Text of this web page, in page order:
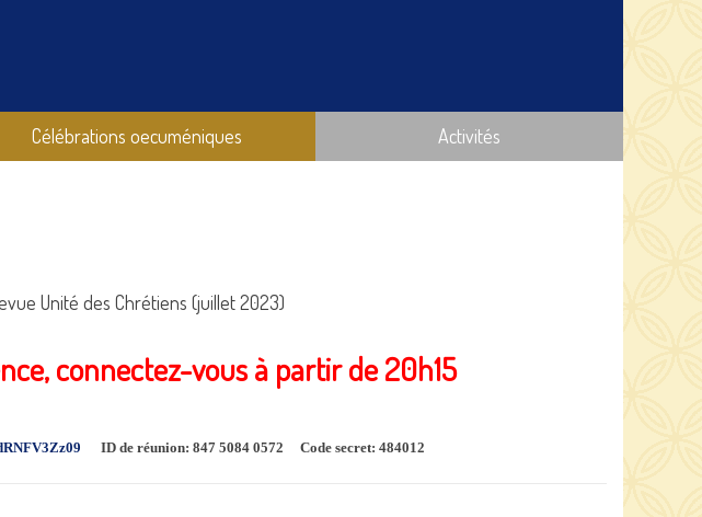
Célébrations oecuméniques Activités
Unité des Chrétiens (juillet 2023)
connectez-vous à partir de 20h15
ID de réunion: 847 5084 0572 Code secret: 484012